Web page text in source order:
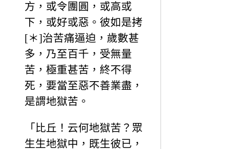
方，或令團圓，或高或
下，或好或惡。彼如是拷
[＊]治苦痛逼迫，歲數甚
多，乃至百千，受無量
苦，極重甚苦，終不得
死，要當至惡不善業盡，
是謂地獄苦。
「比丘！云何地獄苦？眾
生生地獄中，既生彼已，